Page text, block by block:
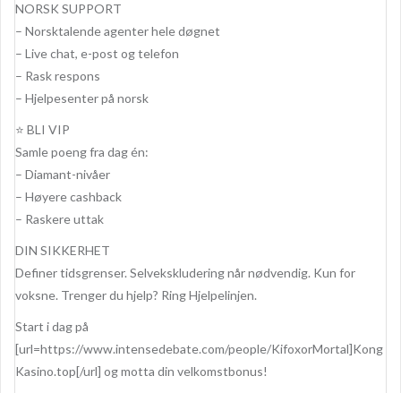
NORSK SUPPORT
– Norsktalende agenter hele døgnet
– Live chat, e-post og telefon
– Rask respons
– Hjelpesenter på norsk
⭐ BLI VIP
Samle poeng fra dag én:
– Diamant-nivåer
– Høyere cashback
– Raskere uttak
DIN SIKKERHET
Definer tidsgrenser. Selvekskludering når nødvendig. Kun for
voksne. Trenger du hjelp? Ring Hjelpelinjen.
Start i dag på
[url=https://www.intensedebate.com/people/KifoxorMortal]Kong
Kasino.top[/url] og motta din velkomstbonus!